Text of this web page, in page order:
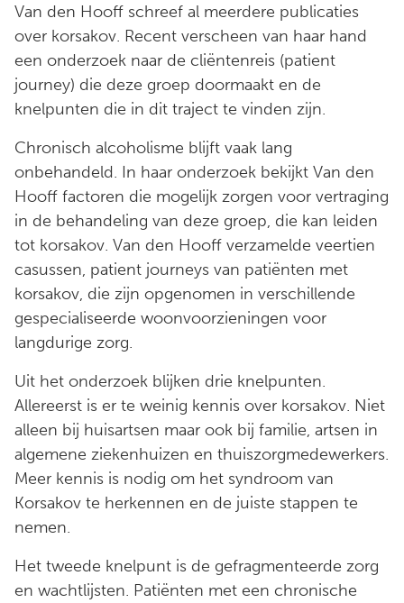
Van den Hooff schreef al meerdere publicaties
over korsakov. Recent verscheen van haar hand
een onderzoek naar de cliëntenreis (patient
journey) die deze groep doormaakt en de
knelpunten die in dit traject te vinden zijn.
Chronisch alcoholisme blijft vaak lang
onbehandeld. In haar onderzoek bekijkt Van den
Hooff factoren die mogelijk zorgen voor vertraging
in de behandeling van deze groep, die kan leiden
tot korsakov. Van den Hooff verzamelde veertien
casussen, patient journeys van patiënten met
korsakov, die zijn opgenomen in verschillende
gespecialiseerde woonvoorzieningen voor
langdurige zorg.
Uit het onderzoek blijken drie knelpunten.
Allereerst is er te weinig kennis over korsakov. Niet
alleen bij huisartsen maar ook bij familie, artsen in
algemene ziekenhuizen en thuiszorgmedewerkers.
Meer kennis is nodig om het syndroom van
Korsakov te herkennen en de juiste stappen te
nemen.
Het tweede knelpunt is de gefragmenteerde zorg
en wachtlijsten. Patiënten met een chronische